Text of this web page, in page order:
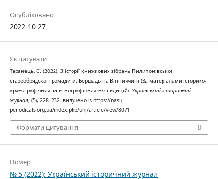
Опубліковано
2022-10-27
Як цитувати
Таранець, С. (2022). З історії книжкових зібрань Пилипонівської
старообрядскої громади м. Бершадь на Вінниччині (За матеріалами історико-
археографічних та етнографічних експедицій). Український історичний
журнал, (5), 228–232. вилучено із https://nasu-
periodicals.org.ua/index.php/uhj/article/view/8071
Формати цитування
Номер
№ 5 (2022): Український історичний журнал